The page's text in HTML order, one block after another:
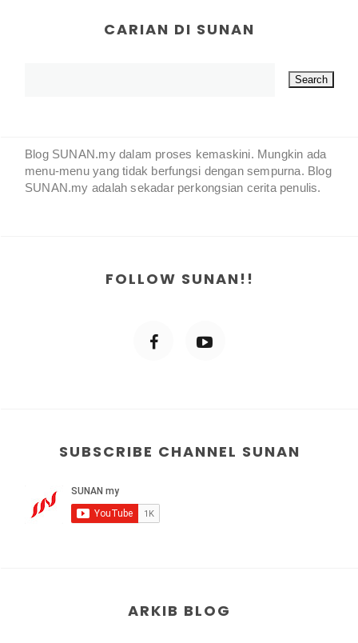
CARIAN DI SUNAN
Blog SUNAN.my dalam proses kemaskini. Mungkin ada
menu-menu yang tidak berfungsi dengan sempurna. Blog
SUNAN.my adalah sekadar perkongsian cerita penulis.
FOLLOW SUNAN!!
SUBSCRIBE CHANNEL SUNAN
ARKIB BLOG